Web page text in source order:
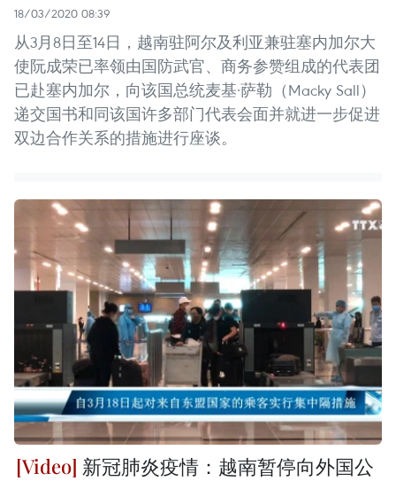
18/03/2020 08:39
从3月8日至14日，越南驻阿尔及利亚兼驻塞内加尔大
使阮成荣已率领由国防武官、商务参赞组成的代表团
已赴塞内加尔，向该国总统麦基·萨勒（Macky Sall）
递交国书和同该国许多部门代表会面并就进一步促进
双边合作关系的措施进行座谈。
新冠肺炎疫情：越南暂停向外国公